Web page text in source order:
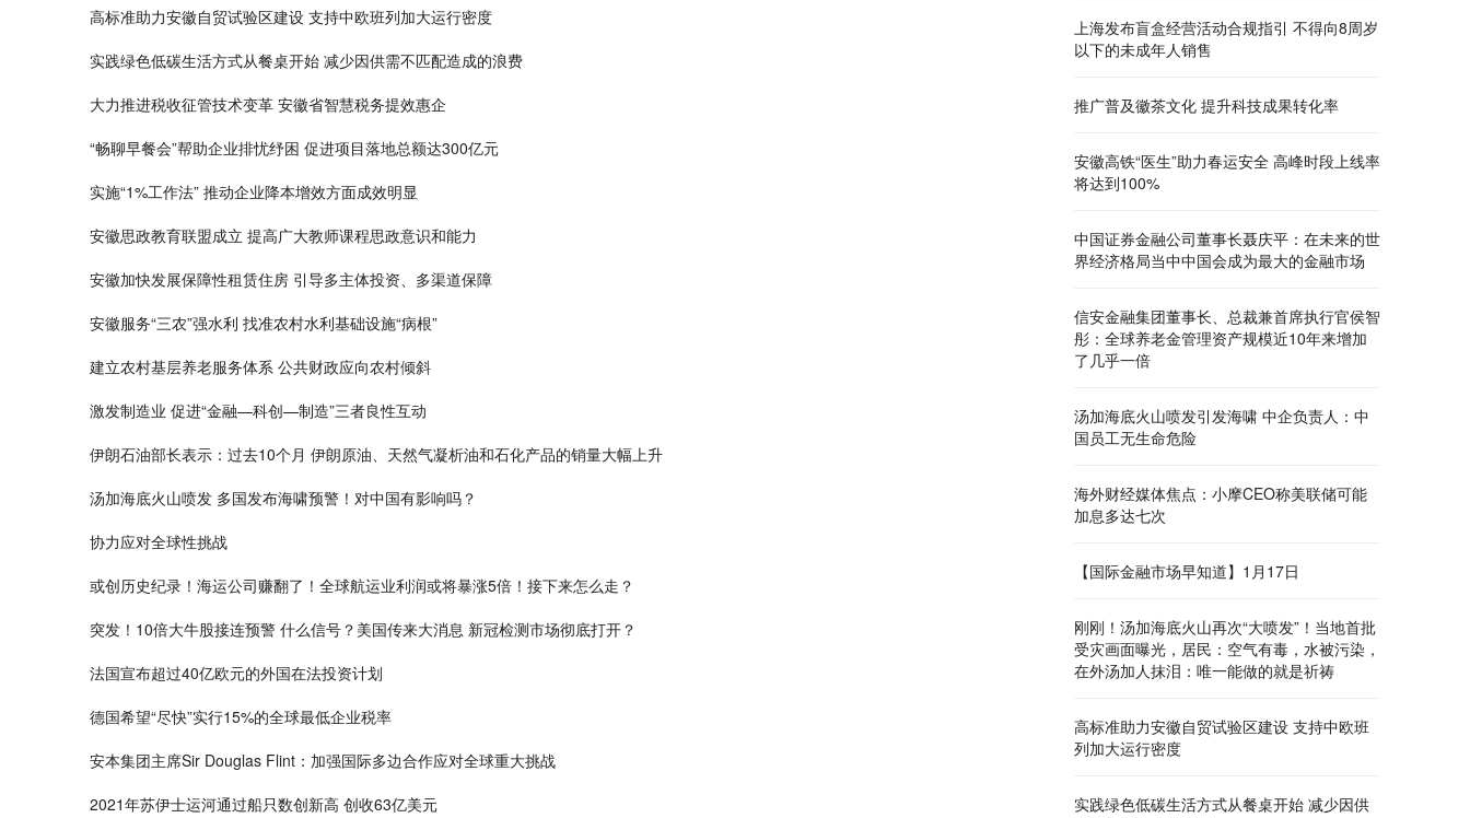
高标准助力安徽自贸试验区建设 支持中欧班列加大运行密度
实践绿色低碳生活方式从餐桌开始 减少因供需不匹配造成的浪费
大力推进税收征管技术变革 安徽省智慧税务提效惠企
“畅聊早餐会”帮助企业排忧纾困 促进项目落地总额达300亿元
实施“1%工作法” 推动企业降本增效方面成效明显
安徽思政教育联盟成立 提高广大教师课程思政意识和能力
安徽加快发展保障性租赁住房 引导多主体投资、多渠道保障
安徽服务“三农”强水利 找准农村水利基础设施“病根”
建立农村基层养老服务体系 公共财政应向农村倾斜
激发制造业 促进“金融—科创—制造”三者良性互动
伊朗石油部长表示：过去10个月 伊朗原油、天然气凝析油和石化产品的销量大幅上升
汤加海底火山喷发 多国发布海啸预警！对中国有影响吗？
协力应对全球性挑战
或创历史纪录！海运公司赚翻了！全球航运业利润或将暴涨5倍！接下来怎么走？
突发！10倍大牛股接连预警 什么信号？美国传来大消息 新冠检测市场彻底打开？
法国宣布超过40亿欧元的外国在法投资计划
德国希望“尽快”实行15%的全球最低企业税率
安本集团主席Sir Douglas Flint：加强国际多边合作应对全球重大挑战
2021年苏伊士运河通过船只数创新高 创收63亿美元
上海发布盲盒经营活动合规指引 不得向8周岁
以下的未成年人销售
推广普及徽茶文化 提升科技成果转化率
安徽高铁“医生”助力春运安全 高峰时段上线率
将达到100%
中国证券金融公司董事长聂庆平：在未来的世
界经济格局当中中国会成为最大的金融市场
信安金融集团董事长、总裁兼首席执行官侯智
彤：全球养老金管理资产规模近10年来增加
了几乎一倍
汤加海底火山喷发引发海啸 中企负责人：中
国员工无生命危险
海外财经媒体焦点：小摩CEO称美联储可能
加息多达七次
【国际金融市场早知道】1月17日
刚刚！汤加海底火山再次“大喷发”！当地首批
受灾画面曝光，居民：空气有毒，水被污染，
在外汤加人抹泪：唯一能做的就是祈祷
高标准助力安徽自贸试验区建设 支持中欧班
列加大运行密度
实践绿色低碳生活方式从餐桌开始 减少因供